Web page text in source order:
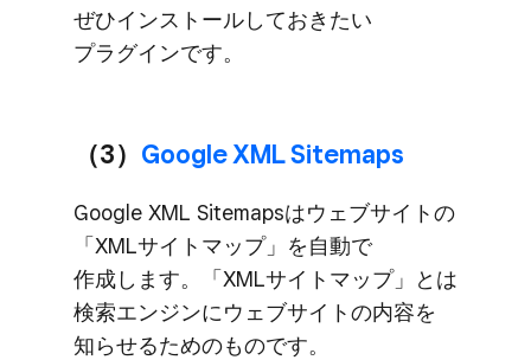
ぜひインストールして​おきたい​
プラグインです。
（3） ​Google XML Sitemaps
Google XML Sitemapsは​ウェブサイトの​
「XMLサイトマップ」を​自動で​
作成します。​「XMLサイトマップ」とは​
検索エンジンに​ウェブサイトの​内容を​
知らせる​ための​ものです。​